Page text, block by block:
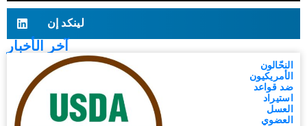
لينكد إن
آخر الأخبار
النحّالون
الأمريكيون
ضد قواعد
استيراد
العسل
العضوي